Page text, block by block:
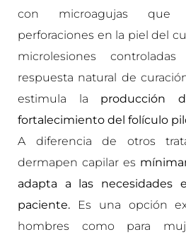
con microagujas que
perforaciones en la piel del
microlesiones
respuesta natural de
estimula la producción
fortalecimiento del folículo
A diferencia de otros
dermapen capilar es
adapta a las necesidades
paciente. Es una opción
hombres como para